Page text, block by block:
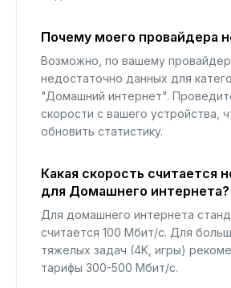
Почему моего провайдера
Возможно, по вашему
недостаточно данных для
"Домашний интернет".
скорости с вашего устройства,
обновить статистику.
Какая скорость считается
для Домашнего интернета?
Для домашнего интернета
считается 100 Мбит/с. Для
тяжелых задач (4K, игры)
тарифы 300-500 Мбит/с.